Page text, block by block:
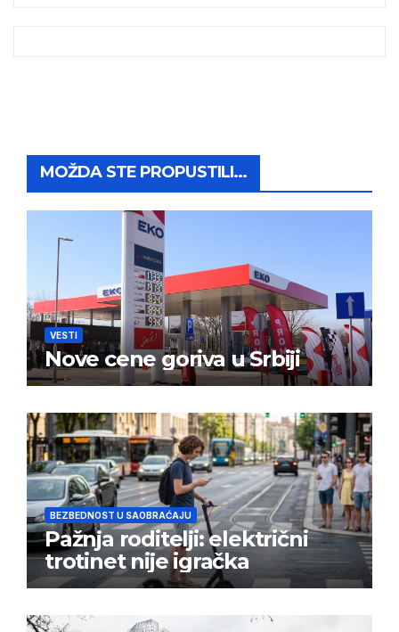
MOŽDA STE PROPUSTILI...
VESTI
Nove cene goriva u Srbiji
BEZBEDNOST U SAOBRAĆAJU
Pažnja roditelji: električni
trotinet nije igračka